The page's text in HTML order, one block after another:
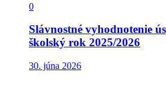
0
Slávnostné vyhodnotenie
školský rok 2025/2026
30. júna 2026